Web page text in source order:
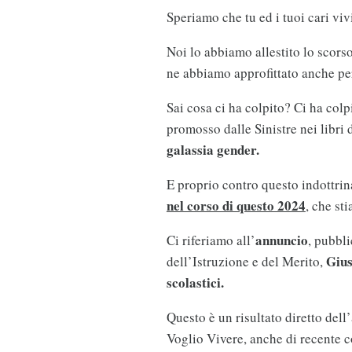
Speriamo che tu ed i tuoi cari
Noi lo abbiamo allestito lo
ne abbiamo approfittato anche
Sai cosa ci ha colpito? Ci ha
promosso dalle Sinistre nei libri
galassia gender.
E proprio contro questo
nel corso di questo 2024, che
Ci riferiamo all’annuncio,
dell’Istruzione e del Merito,
scolastici.
Questo è un risultato diretto
Voglio Vivere, anche di recente